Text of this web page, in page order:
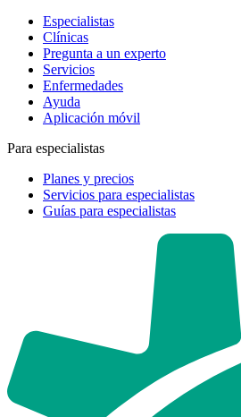
Especialistas
Clínicas
Pregunta a un experto
Servicios
Enfermedades
Ayuda
Aplicación móvil
Para especialistas
Planes y precios
Servicios para especialistas
Guías para especialistas